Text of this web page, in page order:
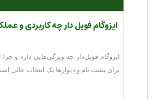
ایزوگام فویل دار چه کاربردی و
ایزوگام فویل‌دار چه ویژگی‌هایی دارد و چرا
برای پشت بام و دیوارها یک انتخاب عالی